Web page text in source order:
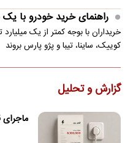
راهنمای خرید خودرو با یک
خریداران با بوجه کمتر از یک
کوییک، ساینا، تیبا و پژو پارس بروند
گزارش و تحلیل